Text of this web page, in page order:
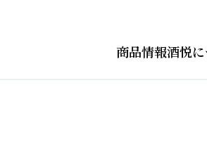
商品情報酒悦